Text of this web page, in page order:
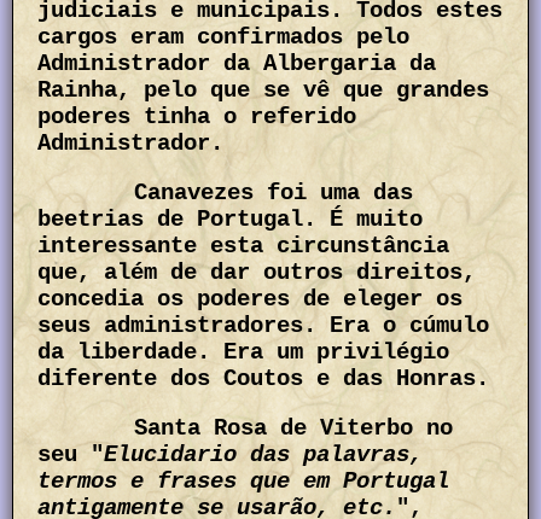
judiciais e municipais. Todos estes
cargos eram confirmados pelo
Administrador da Albergaria da
Rainha, pelo que se vê que grandes
poderes tinha o referido
Administrador.
Canavezes foi uma das
beetrias de Portugal. É muito
interessante esta circunstância
que, além de dar outros direitos,
concedia os poderes de eleger os
seus administradores. Era o cúmulo
da liberdade. Era um privilégio
diferente dos Coutos e das Honras.
Santa Rosa de Viterbo no
seu "Elucidario das palavras,
termos e frases que em Portugal
antigamente se usarão, etc. ",